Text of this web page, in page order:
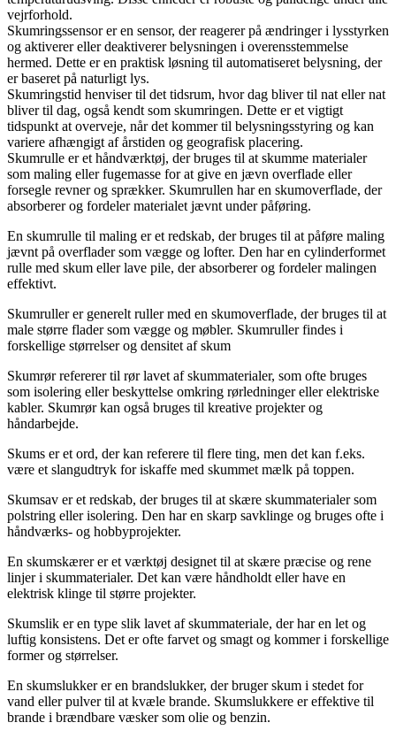
vejrforhold.
Skumringssensor er en sensor, der reagerer på ændringer i lysstyrken
og aktiverer eller deaktiverer belysningen i overensstemmelse
hermed. Dette er en praktisk løsning til automatiseret belysning, der
er baseret på naturligt lys.
Skumringstid henviser til det tidsrum, hvor dag bliver til nat eller nat
bliver til dag, også kendt som skumringen. Dette er et vigtigt
tidspunkt at overveje, når det kommer til belysningsstyring og kan
variere afhængigt af årstiden og geografisk placering.
Skumrulle er et håndværktøj, der bruges til at skumme materialer
som maling eller fugemasse for at give en jævn overflade eller
forsegle revner og sprækker. Skumrullen har en skumoverflade, der
absorberer og fordeler materialet jævnt under påføring.
En skumrulle til maling er et redskab, der bruges til at påføre maling
jævnt på overflader som vægge og lofter. Den har en cylinderformet
rulle med skum eller lave pile, der absorberer og fordeler malingen
effektivt.
Skumruller er generelt ruller med en skumoverflade, der bruges til at
male større flader som vægge og møbler. Skumruller findes i
forskellige størrelser og densitet af skum
Skumrør refererer til rør lavet af skummaterialer, som ofte bruges
som isolering eller beskyttelse omkring rørledninger eller elektriske
kabler. Skumrør kan også bruges til kreative projekter og
håndarbejde.
Skums er et ord, der kan referere til flere ting, men det kan f.eks.
være et slangudtryk for iskaffe med skummet mælk på toppen.
Skumsav er et redskab, der bruges til at skære skummaterialer som
polstring eller isolering. Den har en skarp savklinge og bruges ofte i
håndværks- og hobbyprojekter.
En skumskærer er et værktøj designet til at skære præcise og rene
linjer i skummaterialer. Det kan være håndholdt eller have en
elektrisk klinge til større projekter.
Skumslik er en type slik lavet af skummateriale, der har en let og
luftig konsistens. Det er ofte farvet og smagt og kommer i forskellige
former og størrelser.
En skumslukker er en brandslukker, der bruger skum i stedet for
vand eller pulver til at kvæle brande. Skumslukkere er effektive til
brande i brændbare væsker som olie og benzin.